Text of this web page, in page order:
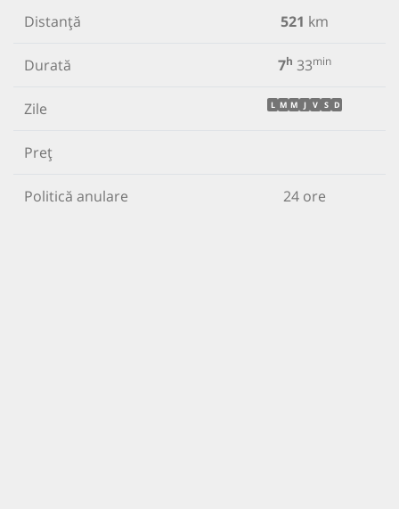
Distanță 521 km
Durată 7h 33min
Zile L M M J V S D
Preț
Politică anulare 24 ore